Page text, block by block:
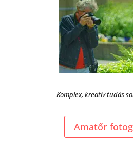
Komplex, kreatív tudás
Amatőr